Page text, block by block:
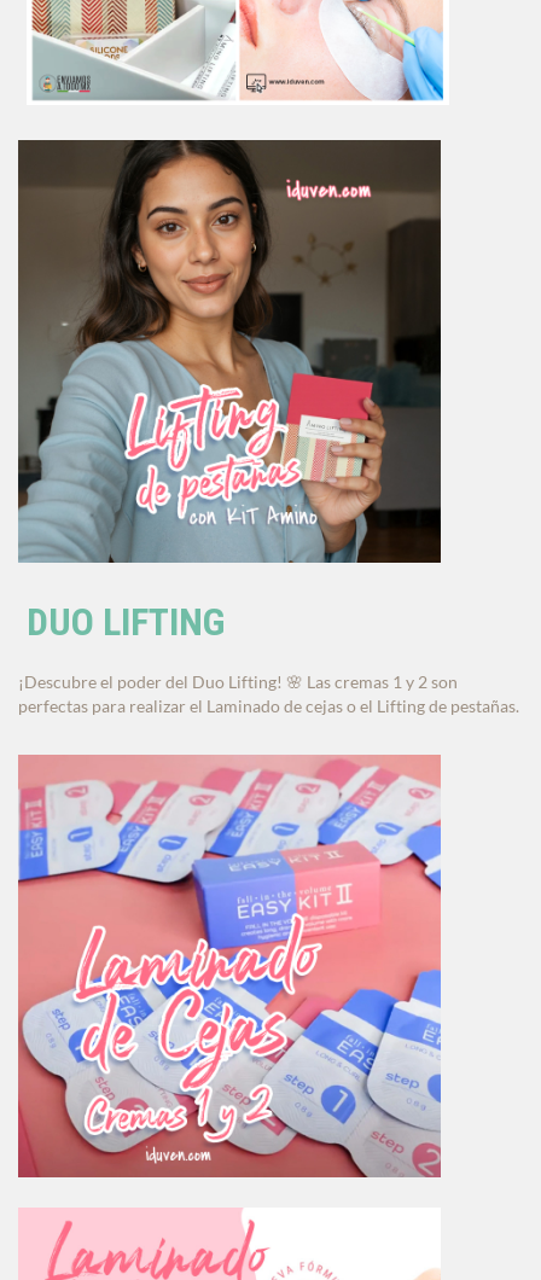
DUO LIFTING
¡Descubre el poder del Duo Lifting! 🌸 Las cremas 1 y 2 son
perfectas para realizar el Laminado de cejas o el Lifting de pestañas.